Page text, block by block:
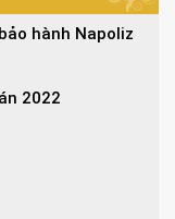
hành Napoliz
2022